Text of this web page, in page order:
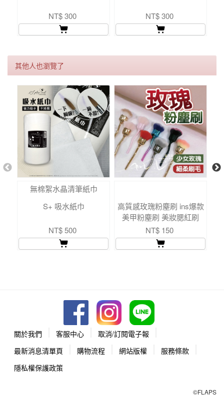
NT$ 300 NT$ 300
其他人也瀏覽了
無棉絮水晶清筆紙巾
S+ 吸水紙巾
NT$ 500
高質感玫瑰粉塵刷 ins爆款
美甲粉塵刷 美妝腮紅刷
NT$ 150
關於我們 客服中心
取消/訂閱電子報
最新消息清單頁
購物流程 網站版權
服務條款
隱私權保護政策
©FLAPS